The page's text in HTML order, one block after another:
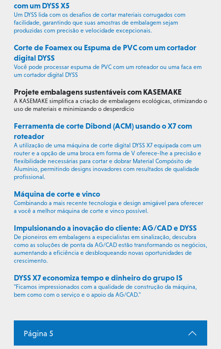
com um DYSS X5
Um DYSS lida com os desafios de cortar materiais corrugados com
facilidade, garantindo que suas amostras de embalagem sejam
produzidas com precisão e velocidade excepcionais.
Corte de Foamex ou Espuma de PVC com um cortador
digital DYSS
Você pode processar espuma de PVC com um roteador ou uma faca em
um cortador digital DYSS
Projete embalagens sustentáveis com KASEMAKE
A KASEMAKE simplifica a criação de embalagens ecológicas, otimizando o
uso de materiais e minimizando o desperdício
Ferramenta de corte Dibond (ACM) usando o X7 com
roteador
A utilização de uma máquina de corte digital DYSS X7 equipada com um
router e a opção de uma broca em forma de V oferece-lhe a precisão e
flexibilidade necessárias para cortar e dobrar Material Compósito de
Alumínio, permitindo designs inovadores com resultados de qualidade
profissional.
Máquina de corte e vinco
Combinando a mais recente tecnologia e design amigável para oferecer
a você a melhor máquina de corte e vinco possível.
Impulsionando a inovação do cliente: AG/CAD e DYSS
De pioneiros em embalagens a especialistas em sinalização, descubra
como as soluções de ponta da AG/CAD estão transformando os negócios,
aumentando a eficiência e desbloqueando novas oportunidades de
crescimento.
DYSS X7 economiza tempo e dinheiro do grupo IS
"Ficamos impressionados com a qualidade de construção da máquina,
bem como com o serviço e o apoio da AG/CAD."
Página 5